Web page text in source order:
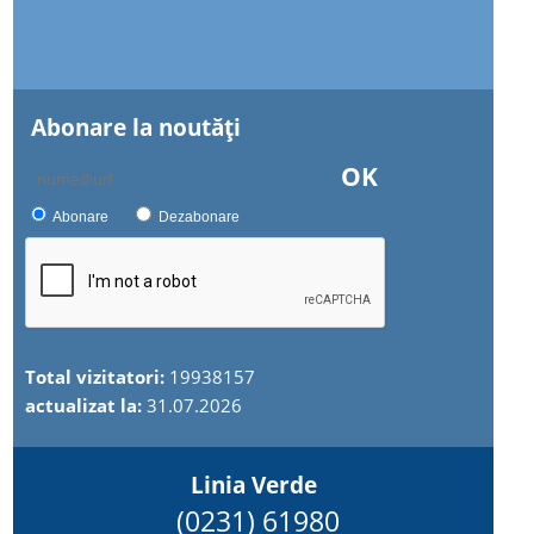
Abonare la noutăţi
OK
Abonare Dezabonare
Total vizitatori: 19938157
actualizat la:31.07.2026
Linia Verde
(0231) 61980